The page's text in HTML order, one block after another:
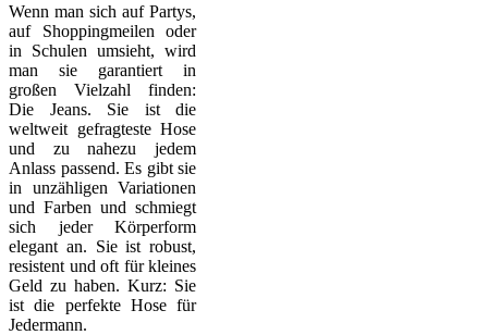
Wenn man sich auf Partys,
auf Shoppingmeilen oder
in Schulen umsieht, wird
man sie garantiert in
großen Vielzahl finden:
Die Jeans. Sie ist die
weltweit gefragteste Hose
und zu nahezu jedem
Anlass passend. Es gibt sie
in unzähligen Variationen
und Farben und schmiegt
sich jeder Körperform
elegant an. Sie ist robust,
resistent und oft für kleines
Geld zu haben. Kurz: Sie
ist die perfekte Hose für
Jedermann.